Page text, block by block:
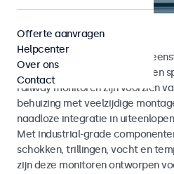
Railway monitoren
Monitoren ontwikkeld in
EN 45545-2 voor rolling stock en
railway monitoren zijn voorzien
behuizing met veelzijdige
naadloze integratie in
Met industrial-grade
schokken, trillingen, vocht en
zijn deze monitoren ontworpen
Offerte aanvragen
Helpcenter
Over ons
Contact